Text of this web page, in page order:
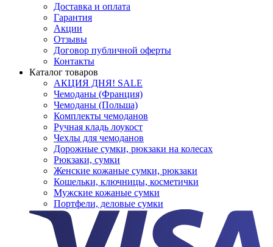
Доставка и оплата
Гарантия
Акции
Отзывы
Договор публичной оферты
Контакты
Каталог товаров
АКЦИЯ ДНЯ! SALE
Чемоданы (Франция)
Чемоданы (Польша)
Комплекты чемоданов
Ручная кладь лоукост
Чехлы для чемоданов
Дорожные сумки, рюкзаки на колесах
Рюкзаки, сумки
Женские кожаные сумки, рюкзаки
Кошельки, ключницы, косметички
Мужские кожаные сумки
Портфели, деловые сумки